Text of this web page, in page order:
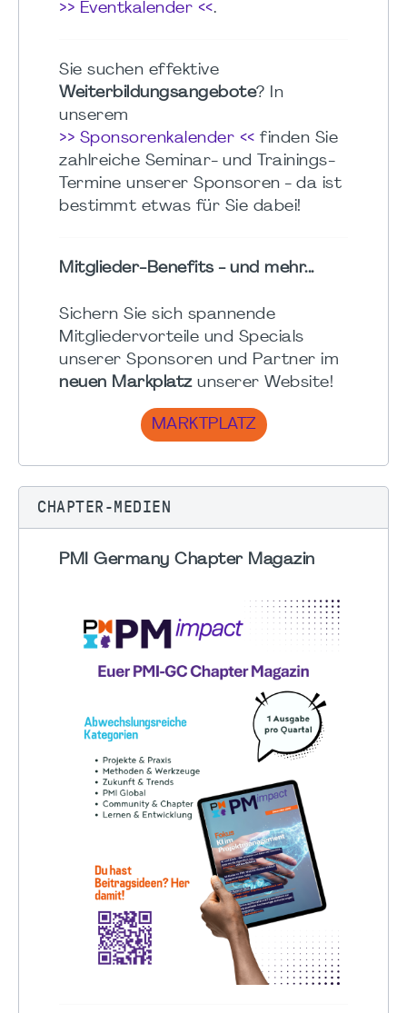
>> Eventkalender <<.
Sie suchen effektive
Weiterbildungsangebote? In
unserem
>> Sponsorenkalender << finden Sie
zahlreiche Seminar- und Trainings-
Termine unserer Sponsoren - da ist
bestimmt etwas für Sie dabei!
Mitglieder-Benefits - und mehr...
Sichern Sie sich spannende
Mitgliedervorteile und Specials
unserer Sponsoren und Partner im
neuen Markplatzunserer Website!
MARKTPLATZ
CHAPTER-MEDIEN
PMI Germany Chapter Magazin